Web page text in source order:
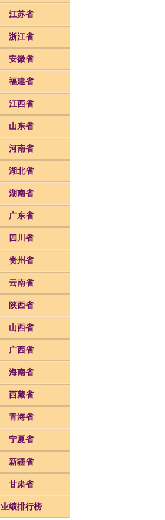
江苏省
浙江省
安徽省
福建省
江西省
山东省
河南省
湖北省
湖南省
广东省
四川省
贵州省
云南省
陕西省
山西省
广西省
海南省
西藏省
青海省
宁夏省
新疆省
甘肃省
业绩排行榜